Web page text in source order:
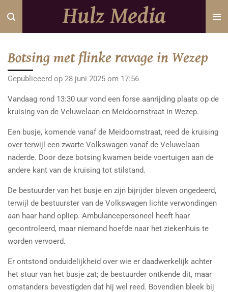
Ga
direct
hoofdinhoud
Hulz Media
Botsing met flinke ravage in Wezep
Gepubliceerd op 28 juni 2025 om 17:56
Vandaag rond 13:30 uur vond een forse aanrijding plaats op de
kruising van de Veluwelaan en Meidoornstraat in Wezep.
Een busje, komende vanaf de Meidoornstraat, reed de kruising
over terwijl een zwarte Volkswagen vanaf de Veluwelaan
naderde. Door deze botsing kwamen beide voertuigen aan de
andere kant van de kruising tot stilstand.
De bestuurder van het busje en zijn bijrijder bleven ongedeerd,
terwijl de bestuurster van de Volkswagen lichte verwondingen
aan haar hand opliep. Ambulancepersoneel heeft haar
gecontroleerd, maar niemand hoefde naar het ziekenhuis te
worden vervoerd.
Er ontstond onduidelijkheid over wie er daadwerkelijk achter
het stuur van het busje zat; de bestuurder ontkende dit, maar
omstanders bevestigden dat hij wel reed. Bovendien bleek bij